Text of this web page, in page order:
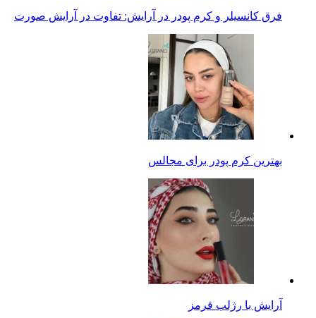
فرق کانسیلر و کرم پودر در آرایش: تفاوت در آرایش صورت
بهترین کرم پودر برای مجالس
آرایش با رژلب قرمز